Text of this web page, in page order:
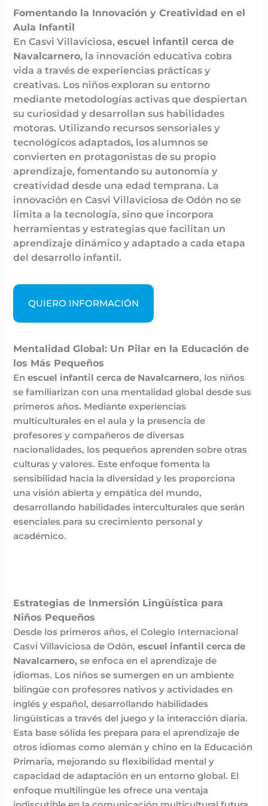
Fomentando la Innovación y Creatividad en el
Aula Infantil
En Casvi Villaviciosa,escuel infantil cerca de
Navalcarnero, la innovación educativa cobra
vida a través de experiencias prácticas y
creativas. Los niños exploran su entorno
mediante metodologías activas que despiertan
su curiosidad y desarrollan sus habilidades
motoras. Utilizando recursos sensoriales y
tecnológicos adaptados, los alumnos se
convierten en protagonistas de su propio
aprendizaje, fomentando su autonomía y
creatividad desde una edad temprana. La
innovación en Casvi Villaviciosa de Odón no se
limita a la tecnología, sino que incorpora
herramientas y estrategias que facilitan un
aprendizaje dinámico y adaptado a cada etapa
del desarrollo infantil.
QUIERO INFORMACIÓN
Mentalidad Global: Un Pilar en la Educación de
los Más Pequeños
Enescuel infantil cerca de Navalcarnero, los niños
se familiarizan con una mentalidad global desde sus
primeros años. Mediante experiencias
multiculturales en el aula y la presencia de
profesores y compañeros de diversas
nacionalidades, los pequeños aprenden sobre otras
culturas y valores. Este enfoque fomenta la
sensibilidad hacia la diversidad y les proporciona
una visión abierta y empática del mundo,
desarrollando habilidades interculturales que serán
esenciales para su crecimiento personal y
académico.
Estrategias de Inmersión Lingüística para
Niños Pequeños
Desde los primeros años, el Colegio Internacional
Casvi Villaviciosa de Odón,escuel infantil cerca de
Navalcarnero, se enfoca en el aprendizaje de
idiomas. Los niños se sumergen en un ambiente
bilingüe con profesores nativos y actividades en
inglés y español, desarrollando habilidades
lingüísticas a través del juego y la interacción diaria.
Esta base sólida les prepara para el aprendizaje de
otros idiomas como alemán y chino en la Educación
Primaria, mejorando su flexibilidad mental y
capacidad de adaptación en un entorno global. El
enfoque multilingüe les ofrece una ventaja